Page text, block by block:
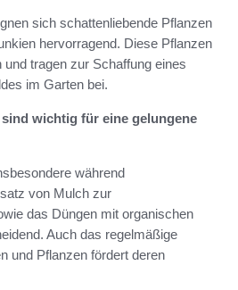
sich schattenliebende Pflanzen
hervorragend. Diese Pflanzen
tragen zur Schaffung eines
im Garten bei.
wichtig für eine gelungene
während
von Mulch zur
das Düngen mit organischen
Auch das regelmäßige
und Pflanzen fördert deren